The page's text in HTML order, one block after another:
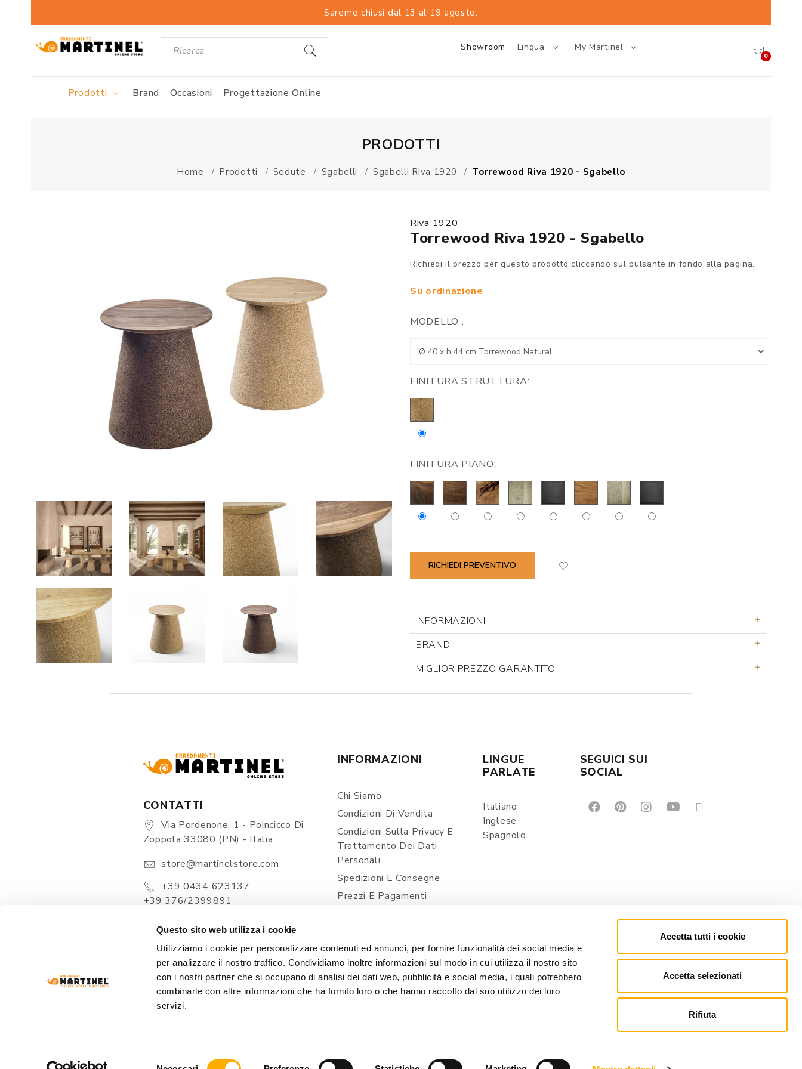
Questo sito web utilizza i cookie
Utilizziamo i cookie per personalizzare contenuti ed annunci, per fornire funzionalità dei social media e
per analizzare il nostro traffico. Condividiamo inoltre informazioni sul modo in cui utilizza il nostro sito
con i nostri partner che si occupano di analisi dei dati web, pubblicità e social media, i quali potrebbero
combinarle con altre informazioni che ha fornito loro o che hanno raccolto dal suo utilizzo dei loro
servizi.
Accetta tutti i cookie
Accetta selezionati
Rifiuta
Saremo chiusi dal 13 al 19 agosto.
Showroom Lingua My Martinel
0
Prodotti Brand Occasioni Progettazione Online
PRODOTTI
Home Prodotti Sedute Sgabelli Sgabelli Riva 1920 Torrewood Riva 1920 - Sgabello
Riva 1920
Torrewood Riva 1920 - Sgabello
Richiedi il prezzo per questo prodotto cliccando sul pulsante in fondo alla pagina.
Su ordinazione
MODELLO :
FINITURA STRUTTURA:
FINITURA PIANO:
RICHIEDI PREVENTIVO
INFORMAZIONI
BRAND
MIGLIOR PREZZO GARANTITO
CONTATTI
Via Pordenone, 1 - Poincicco Di
Zoppola 33080 (PN) - Italia
store@martinelstore.com
+39 0434 623137
+39 376/2399891
INFORMAZIONI
Chi Siamo
Condizioni Di Vendita
Condizioni Sulla Privacy E
Trattamento Dei Dati
Personali
Spedizioni E Consegne
Prezzi E Pagamenti
LINGUE
PARLATE
Italiano
Inglese
Spagnolo
SEGUICI SUI
SOCIAL
- VIA PORDENONE, 1 - 33080 POINCICCO DI ZOPPOLA (PN) - ITALIA | TELEFONO: +39 0434 623137 | P.IVA: 00121150932
SVILUPPO & WEB STRATEGYEXE ADVISOR